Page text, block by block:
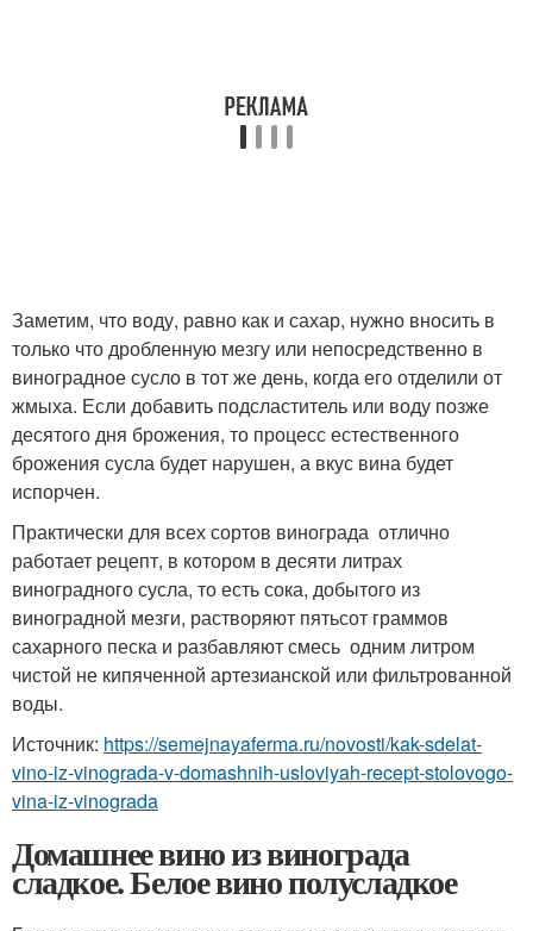
Заметим, что воду, равно как и сахар, нужно вносить в
только что дробленную мезгу или непосредственно в
виноградное сусло в тот же день, когда его отделили от
жмыха. Если добавить подсластитель или воду позже
десятого дня брожения, то процесс естественного
брожения сусла будет нарушен, а вкус вина будет
испорчен.
Практически для всех сортов винограда отлично
работает рецепт, в котором в десяти литрах
виноградного сусла, то есть сока, добытого из
виноградной мезги, растворяют пятьсот граммов
сахарного песка и разбавляют смесь одним литром
чистой не кипяченной артезианской или фильтрованной
воды.
Источник: https://semejnayaferma.ru/novosti/kak-sdelat-
vino-iz-vinograda-v-domashnih-usloviyah-recept-stolovogo-
vina-iz-vinograda
Домашнее вино из винограда
сладкое. Белое вино полусладкое